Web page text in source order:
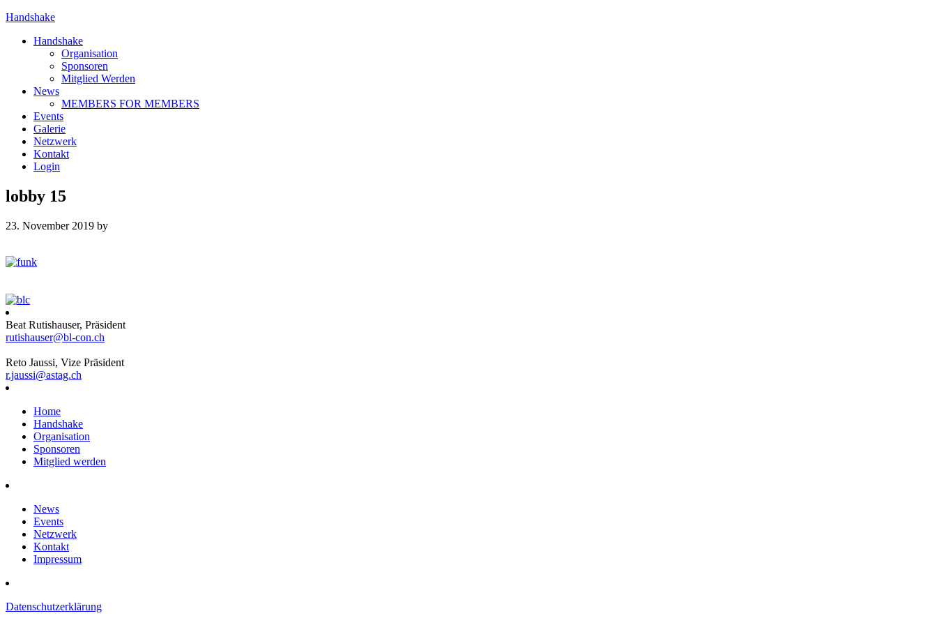
Handshake
Handshake
Organisation
Sponsoren
Mitglied Werden
News
MEMBERS FOR MEMBERS
Events
Galerie
Netzwerk
Kontakt
Login
lobby 15
23. November 2019 by
Beat Rutishauser, Präsident
rutishauser@bl-con.ch
Reto Jaussi, Vize Präsident
r.jaussi@astag.ch
Home
Handshake
Organisation
Sponsoren
Mitglied werden
News
Events
Netzwerk
Kontakt
Impressum
Datenschutzerklärung